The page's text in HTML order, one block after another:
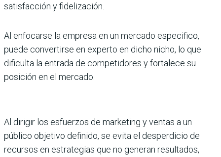
satisfacción y fidelización.
Al enfocarse la empresa en un mercado especifico,
puede convertirse en experto en dicho nicho, lo que
dificulta la entrada de competidores y fortalece su
posición en el mercado.
Al dirigir los esfuerzos de marketing y ventas a un
público objetivo definido, se evita el desperdicio de
recursos en estrategias que no generan resultados,